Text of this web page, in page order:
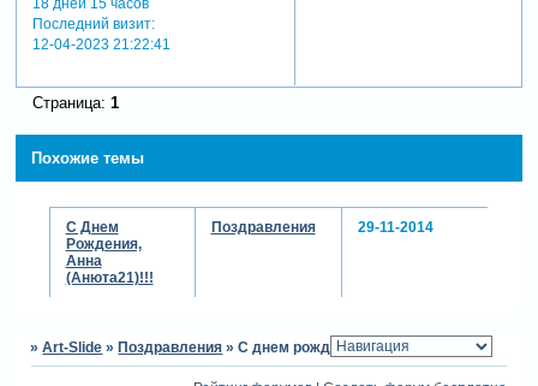
Последний визит:
12-04-2023 21:22:41
Страница: 1
Похожие темы
С Днем
Рождения,
Анна
(Анюта21)!!!
Поздравления 29-11-2014
»Art-Slide » Поздравления »С днем рождения,Анна(Анюта21)!